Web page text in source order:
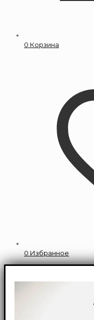
0 Корзина
0 Избранное